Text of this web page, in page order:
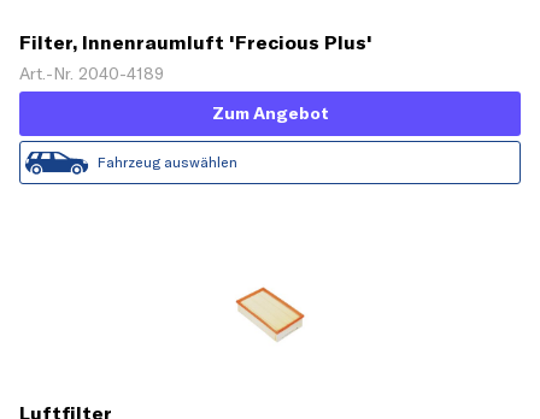
Filter, Innenraumluft 'Frecious Plus'
Art.-Nr. 2040-4189
Zum Angebot
Fahrzeug auswählen
Luftfilter